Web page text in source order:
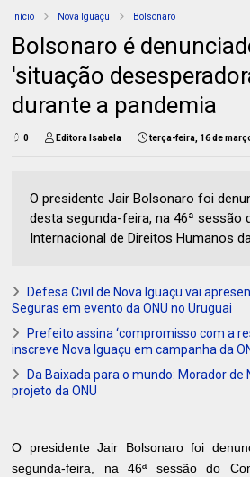
Início Nova Iguaçu Bolsonaro
Bolsonaro é
'situação
durante a pandemia
0 Editora Isabela terça-feira, 16 de
O presidente Jair Bolsonaro foi
desta segunda-feira, na 46ª sessão
Internacional de Direitos Humanos da
Defesa Civil de Nova Iguaçu vai
Seguras em evento da ONU no Uruguai
Prefeito assina ‘compromisso com a
inscreve Nova Iguaçu em campanha da
Da Baixada para o mundo: Morador de
projeto da ONU
O presidente Jair Bolsonaro foi
segunda-feira, na 46ª sessão do